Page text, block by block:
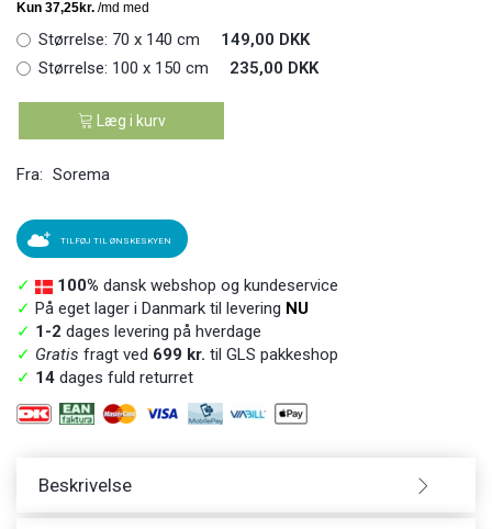
Størrelse: 70 x 140 cm
149,00 DKK
Størrelse: 100 x 150 cm 235,00 DKK
Læg i kurv
Fra: Sorema
TILFØJ TIL ØNSKESKYEN
✓ 100% dansk webshop og kundeservice
✓ På eget lager i Danmark til levering NU
✓ 1-2 dages levering på hverdage
✓ Gratis fragt ved 699 kr. til GLS pakkeshop
✓ 14 dages fuld returret
Beskrivelse